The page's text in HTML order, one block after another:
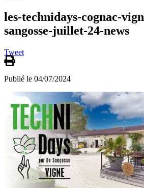
les-technidays-cognac-
sangosse-juillet-24-news
Tweet
Publié le 04/07/2024